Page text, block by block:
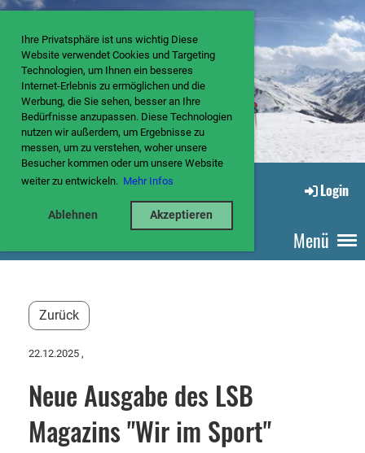
Ihre Privatsphäre ist uns wichtig Diese
Website verwendet Cookies und Targeting
Technologien, um Ihnen ein besseres
Internet-Erlebnis zu ermöglichen und die
Werbung, die Sie sehen, besser an Ihre
Bedürfnisse anzupassen. Diese Technologien
nutzen wir außerdem, um Ergebnisse zu
messen, um zu verstehen, woher unsere
Besucher kommen oder um unsere Website
weiter zu entwickeln. Mehr Infos
Ablehnen Akzeptieren
Login
Menü
Zurück
22.12.2025 ,
Neue Ausgabe des LSB
Magazins "Wir im Sport"